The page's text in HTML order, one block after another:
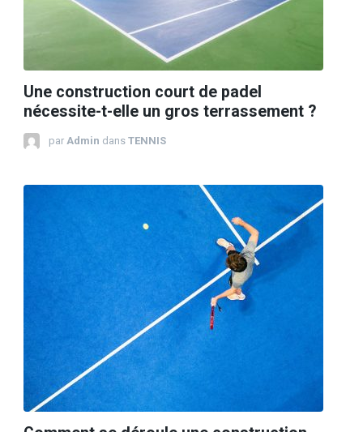
Une construction court de padel
nécessite-t-elle un gros terrassement ?
par Admin dans TENNIS